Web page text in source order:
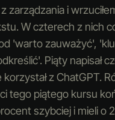
zarządzania i
W czterech z nich
'warto zauważyć',
Piąty napisał
z ChatGPT.
tego piątego kursu
szybciej i mieli o